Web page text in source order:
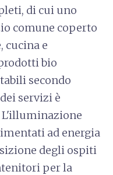
di cui uno
comune coperto
cucina e
bio
secondo
servizi è
L'illuminazione
ad energia
degli ospiti
per la